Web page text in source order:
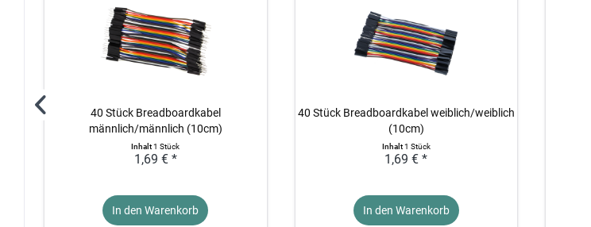
40 Stück Breadboardkabel
männlich/männlich (10cm)
Inhalt1 Stück
1,69 € *
In den Warenkorb
40 Stück Breadboardkabel weiblich/weiblich
(10cm)
Inhalt1 Stück
1,69 € *
In den Warenkorb